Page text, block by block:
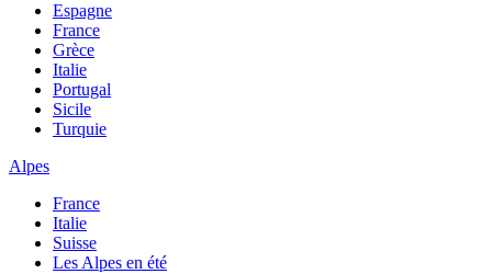
Espagne
France
Grèce
Italie
Portugal
Sicile
Turquie
Alpes
France
Italie
Suisse
Les Alpes en été